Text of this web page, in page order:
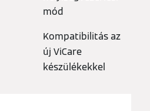
mód
Kompatibilitás az
új ViCare
készülékekkel